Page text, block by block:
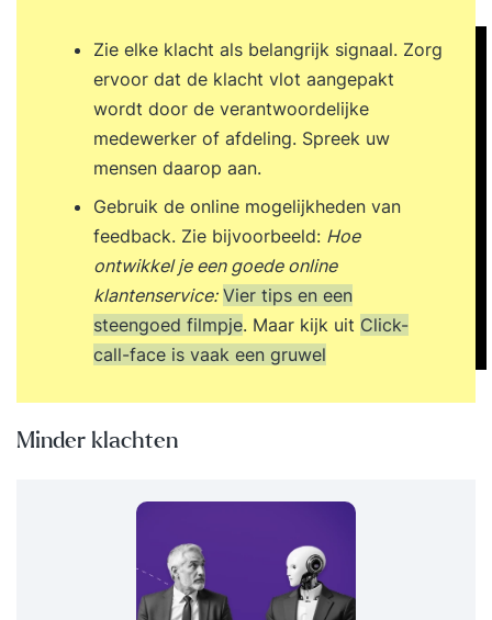
Zie elke klacht als belangrijk signaal. Zorg
ervoor dat de klacht vlot aangepakt
wordt door de verantwoordelijke
medewerker of afdeling. Spreek uw
mensen daarop aan.
Gebruik de online mogelijkheden van
feedback. Zie bijvoorbeeld: Hoe
ontwikkel je een goede online
klantenservice: Vier tips en een
steengoed filmpje. Maar kijk uit Click-
call-face is vaak een gruwel
Minder klachten